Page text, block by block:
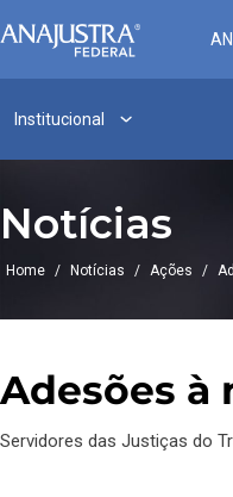
Institucional
Notícias
Home / Notícias / Ações /
Adesões à
Servidores das Justiças do